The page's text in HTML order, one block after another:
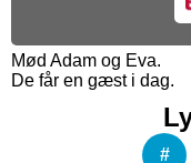
Mød Adam og Eva.
De får en gæst i dag.
#